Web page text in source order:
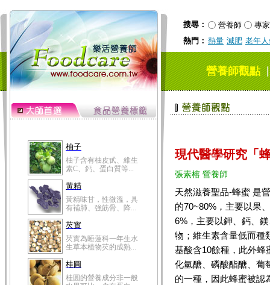
搜尋： 營養師
專家
熱門： 熱量 減肥 老年
營養師觀點
柚子
柚子含有柚皮甙、維生
素C、鈣、蛋白質等...
黃精
黃精味甘，性微溫，具
有補肺、強筋骨、降...
芡實
芡實為睡蓮科一年生水
生草本植物芡的成熟...
桂圓
桂圓的營養成分非一般
現代醫學研究「
張素榕 營養師
天然滋養聖品-蜂蜜 是
的70~80%，主要以果
6%，主要以鉀、鈣、
物；維生素含量低而種
基酸含10餘種，此外蜂
化氫醣、磷酸酯醣、葡
的一種，因此蜂蜜被認